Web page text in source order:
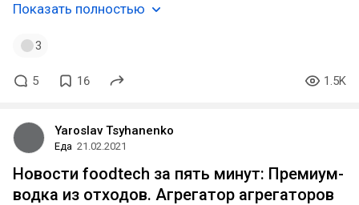
Показать полностью
3
5 16 1.5K
Yaroslav Tsyhanenko
Еда 21.02.2021
Новости foodtech за пять минут: Премиум-
водка из отходов. Агрегатор агрегаторов